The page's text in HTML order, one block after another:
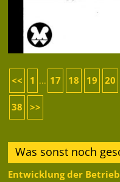
<< 1 ... 17 18 19 20
38 >>
Was sonst noch
Entwicklung der